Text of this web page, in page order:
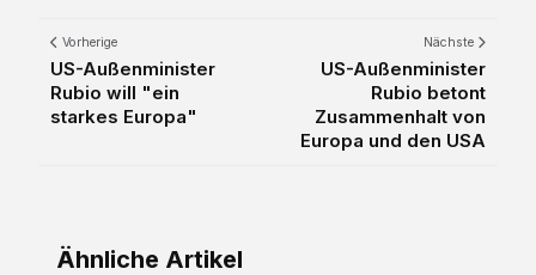
Vorherige
US-Außenminister
Rubio will "ein
starkes Europa"
Nächste
US-Außenminister
Rubio betont
Zusammenhalt von
Europa und den USA
Ähnliche Artikel